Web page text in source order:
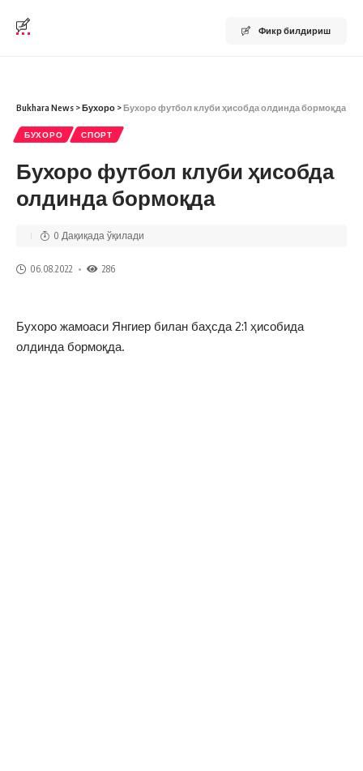
Фикр билдириш
Bukhara News >Бухоро >Бухоро футбол клуби ҳисобда олдинда бормоқда
БУХОРО СПОРТ
Бухоро футбол клуби ҳисобда
олдинда бормоқда
06.08.2022 286
0 Дақиқада ўқилади
Бухоро жамоаси Янгиер билан баҳсда 2:1 ҳисобида
олдинда бормоқда.